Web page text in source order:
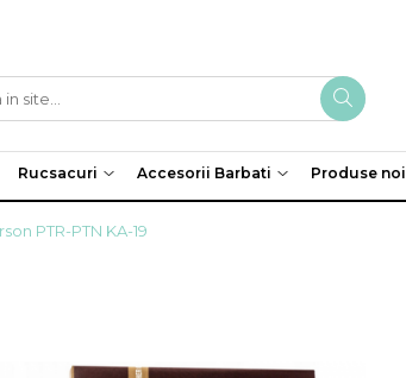
Rucsacuri Accesorii Barbati Produse noi
PTR-PTN KA-19